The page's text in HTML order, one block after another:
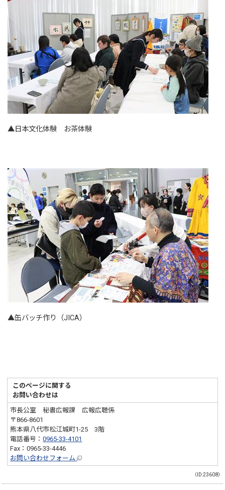
▲日本文化体験 お茶体験
▲缶バッチ作り（JICA）
このページに関する
お問い合わせは
市長公室 秘書広報課 広報広聴係
〒866-8601
熊本県八代市松江城町1-25 3階
電話番号：0965-33-4101
Fax：0965-33-4446
お問い合わせフォーム
（ID:23608）